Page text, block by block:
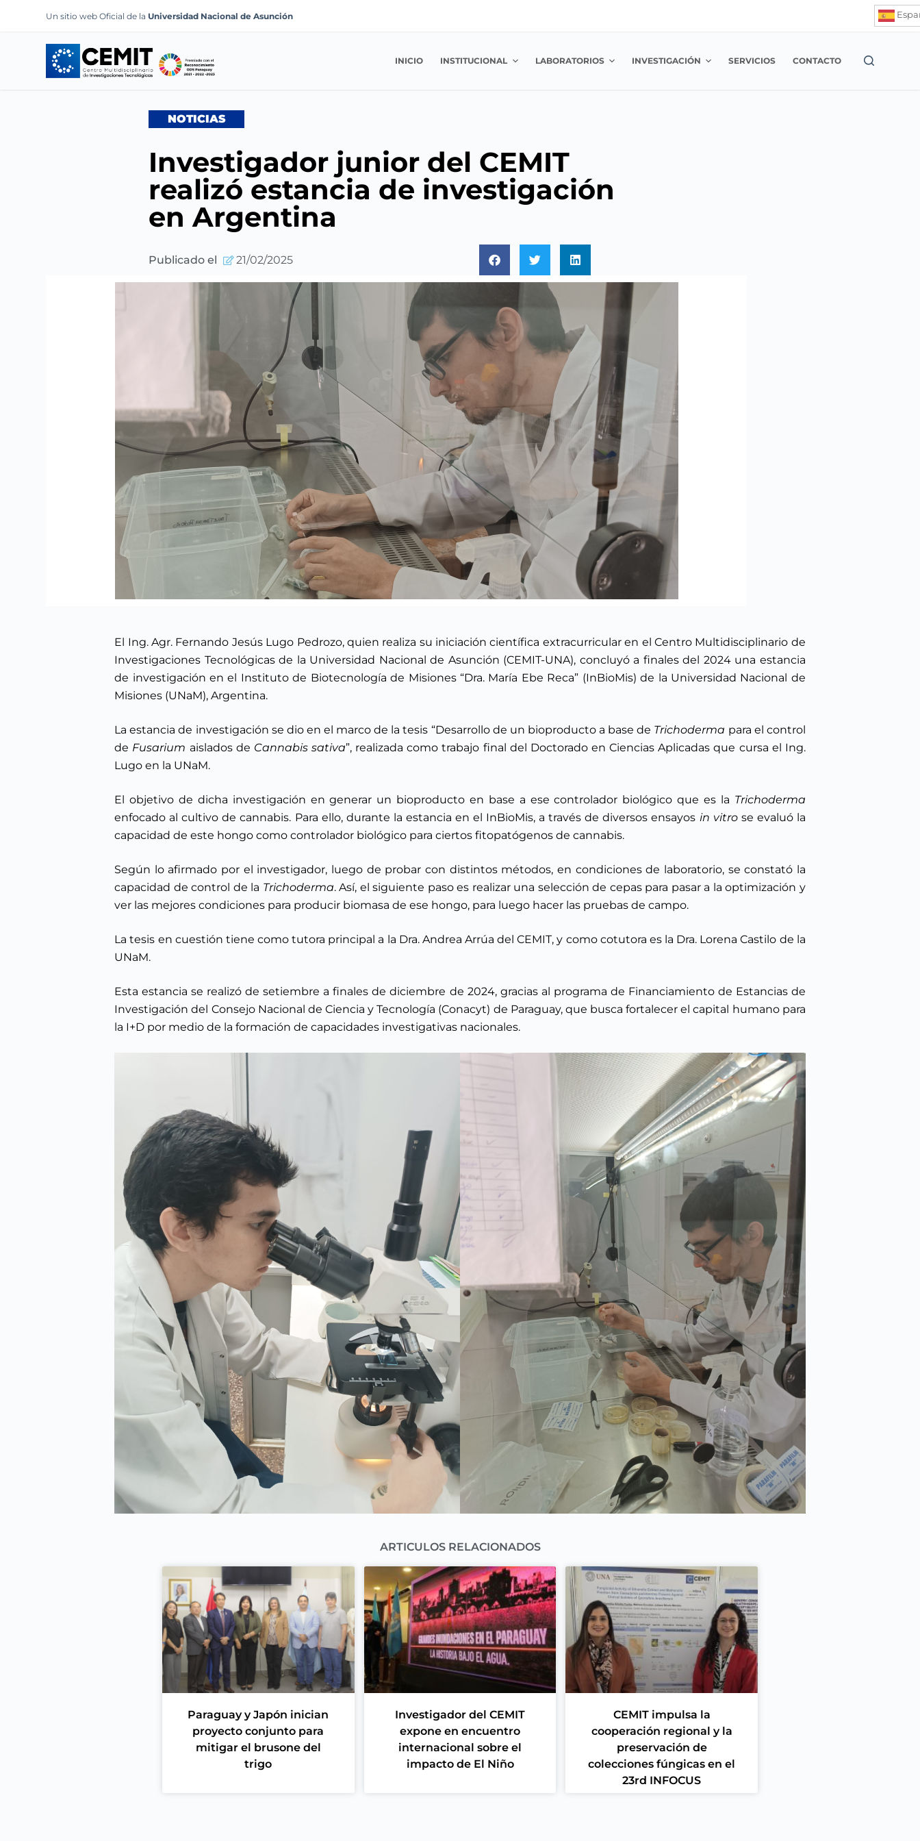
Un sitio web Oficial de la Universidad Nacional de Asunción
INICIO INSTITUCIONAL LABORATORIOS INVESTIGACIÓN SERVICIOS CONTACTO
NOTICIAS
Investigador junior del CEMIT
realizó estancia de investigación
en Argentina
Publicado el 21/02/2025
El Ing. Agr. Fernando Jesús Lugo Pedrozo, quien realiza su iniciación científica extracurricular en el Centro Multidisciplinario de
Investigaciones Tecnológicas de la Universidad Nacional de Asunción (CEMIT-UNA), concluyó a finales del 2024 una estancia
de investigación en el Instituto de Biotecnología de Misiones “Dra. María Ebe Reca” (InBioMis) de la Universidad Nacional de
Misiones (UNaM), Argentina.
La estancia de investigación se dio en el marco de la tesis “Desarrollo de un bioproducto a base de Trichoderma para el control
de Fusarium aislados de Cannabis sativa”, realizada como trabajo final del Doctorado en Ciencias Aplicadas que cursa el Ing.
Lugo en la UNaM.
El objetivo de dicha investigación en generar un bioproducto en base a ese controlador biológico que es la Trichoderma
enfocado al cultivo de cannabis. Para ello, durante la estancia en el InBioMis, a través de diversos ensayos in vitrose evaluó la
capacidad de este hongo como controlador biológico para ciertos fitopatógenos de cannabis.
Según lo afirmado por el investigador, luego de probar con distintos métodos, en condiciones de laboratorio, se constató la
capacidad de control de la Trichoderma. Así, el siguiente paso es realizar una selección de cepas para pasar a la optimización y
ver las mejores condiciones para producir biomasa de ese hongo, para luego hacer las pruebas de campo.
La tesis en cuestión tiene como tutora principal a la Dra. Andrea Arrúa del CEMIT, y como cotutora es la Dra. Lorena Castilo de la
UNaM.
Esta estancia se realizó de setiembre a finales de diciembre de 2024, gracias al programa de Financiamiento de Estancias de
Investigación del Consejo Nacional de Ciencia y Tecnología (Conacyt) de Paraguay, que busca fortalecer el capital humano para
la I+D por medio de la formación de capacidades investigativas nacionales.
ARTICULOS RELACIONADOS
Paraguay y Japón inician
proyecto conjunto para
mitigar el brusone del
trigo
Investigador del CEMIT
expone en encuentro
internacional sobre el
impacto de El Niño
CEMIT impulsa la
cooperación regional y la
preservación de
colecciones fúngicas en el
23rd INFOCUS